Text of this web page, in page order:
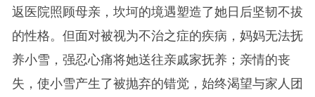
返医院照顾母亲，坎坷的境遇塑造了她日后坚韧不拔
的性格。但面对被视为不治之症的疾病，妈妈无法抚
养小雪，强忍心痛将她送往亲戚家抚养；亲情的丧
失，使小雪产生了被抛弃的错觉，始终渴望与家人团